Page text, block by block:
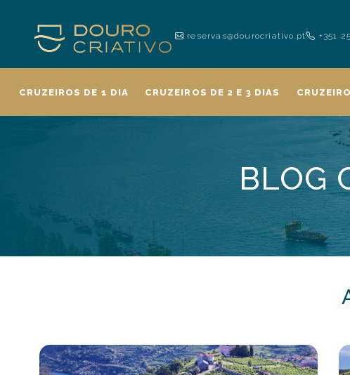
reservas@dourocriativo.pt +351
CRUZEIROS DE 1 DIA CRUZEIROS DE 2 E 3 DIAS
BLOG